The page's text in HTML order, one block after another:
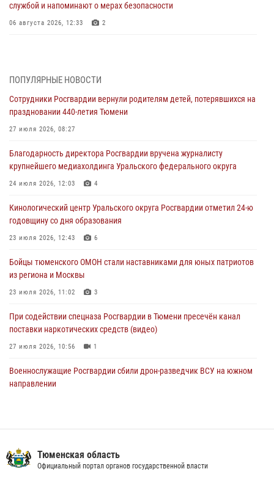
службой и напоминают о мерах безопасности
06 августа 2026, 12:33 2
06 августа 2026, 04:41 3
Росгвардейцы в Тюменской области почтили память генерала
армии Ивана Кирилловича Яковлева
05 августа 2026, 11:03
В Тюмени офицер Росгвардии в радиоэфире напомнил гражданам о
мерах безопасного владения оружием
05 августа 2026, 09:56
Военнослужащие Росгвардии сбили дрон-разведчик ВСУ на южном
направлении
05 августа 2026, 05:35
Стальной характер продемонстрировали росгвардейцы в ходе
масштабных спортивных событий на Урале
05 августа 2026, 05:22
ПОПУЛЯРНЫЕ НОВОСТИ
Сотрудники Росгвардии вернули родителям детей, потерявшихся на
праздновании 440-летия Тюмени
27 июля 2026, 08:27
Благодарность директора Росгвардии вручена журналисту
крупнейшего медиахолдинга Уральского федерального округа
24 июля 2026, 12:03 4
Кинологический центр Уральского округа Росгвардии отметил 24-ю
годовщину со дня образования
23 июля 2026, 12:43 6
Бойцы тюменского ОМОН стали наставниками для юных патриотов
из региона и Москвы
23 июля 2026, 11:02 3
При содействии спецназа Росгвардии в Тюмени пресечён канал
поставки наркотических средств (видео)
27 июля 2026, 10:56 1
Военнослужащие Росгвардии сбили дрон-разведчик ВСУ на южном
направлении
03 августа 2026, 07:23 1
Тюменская область
Официальный портал органов государственной власти